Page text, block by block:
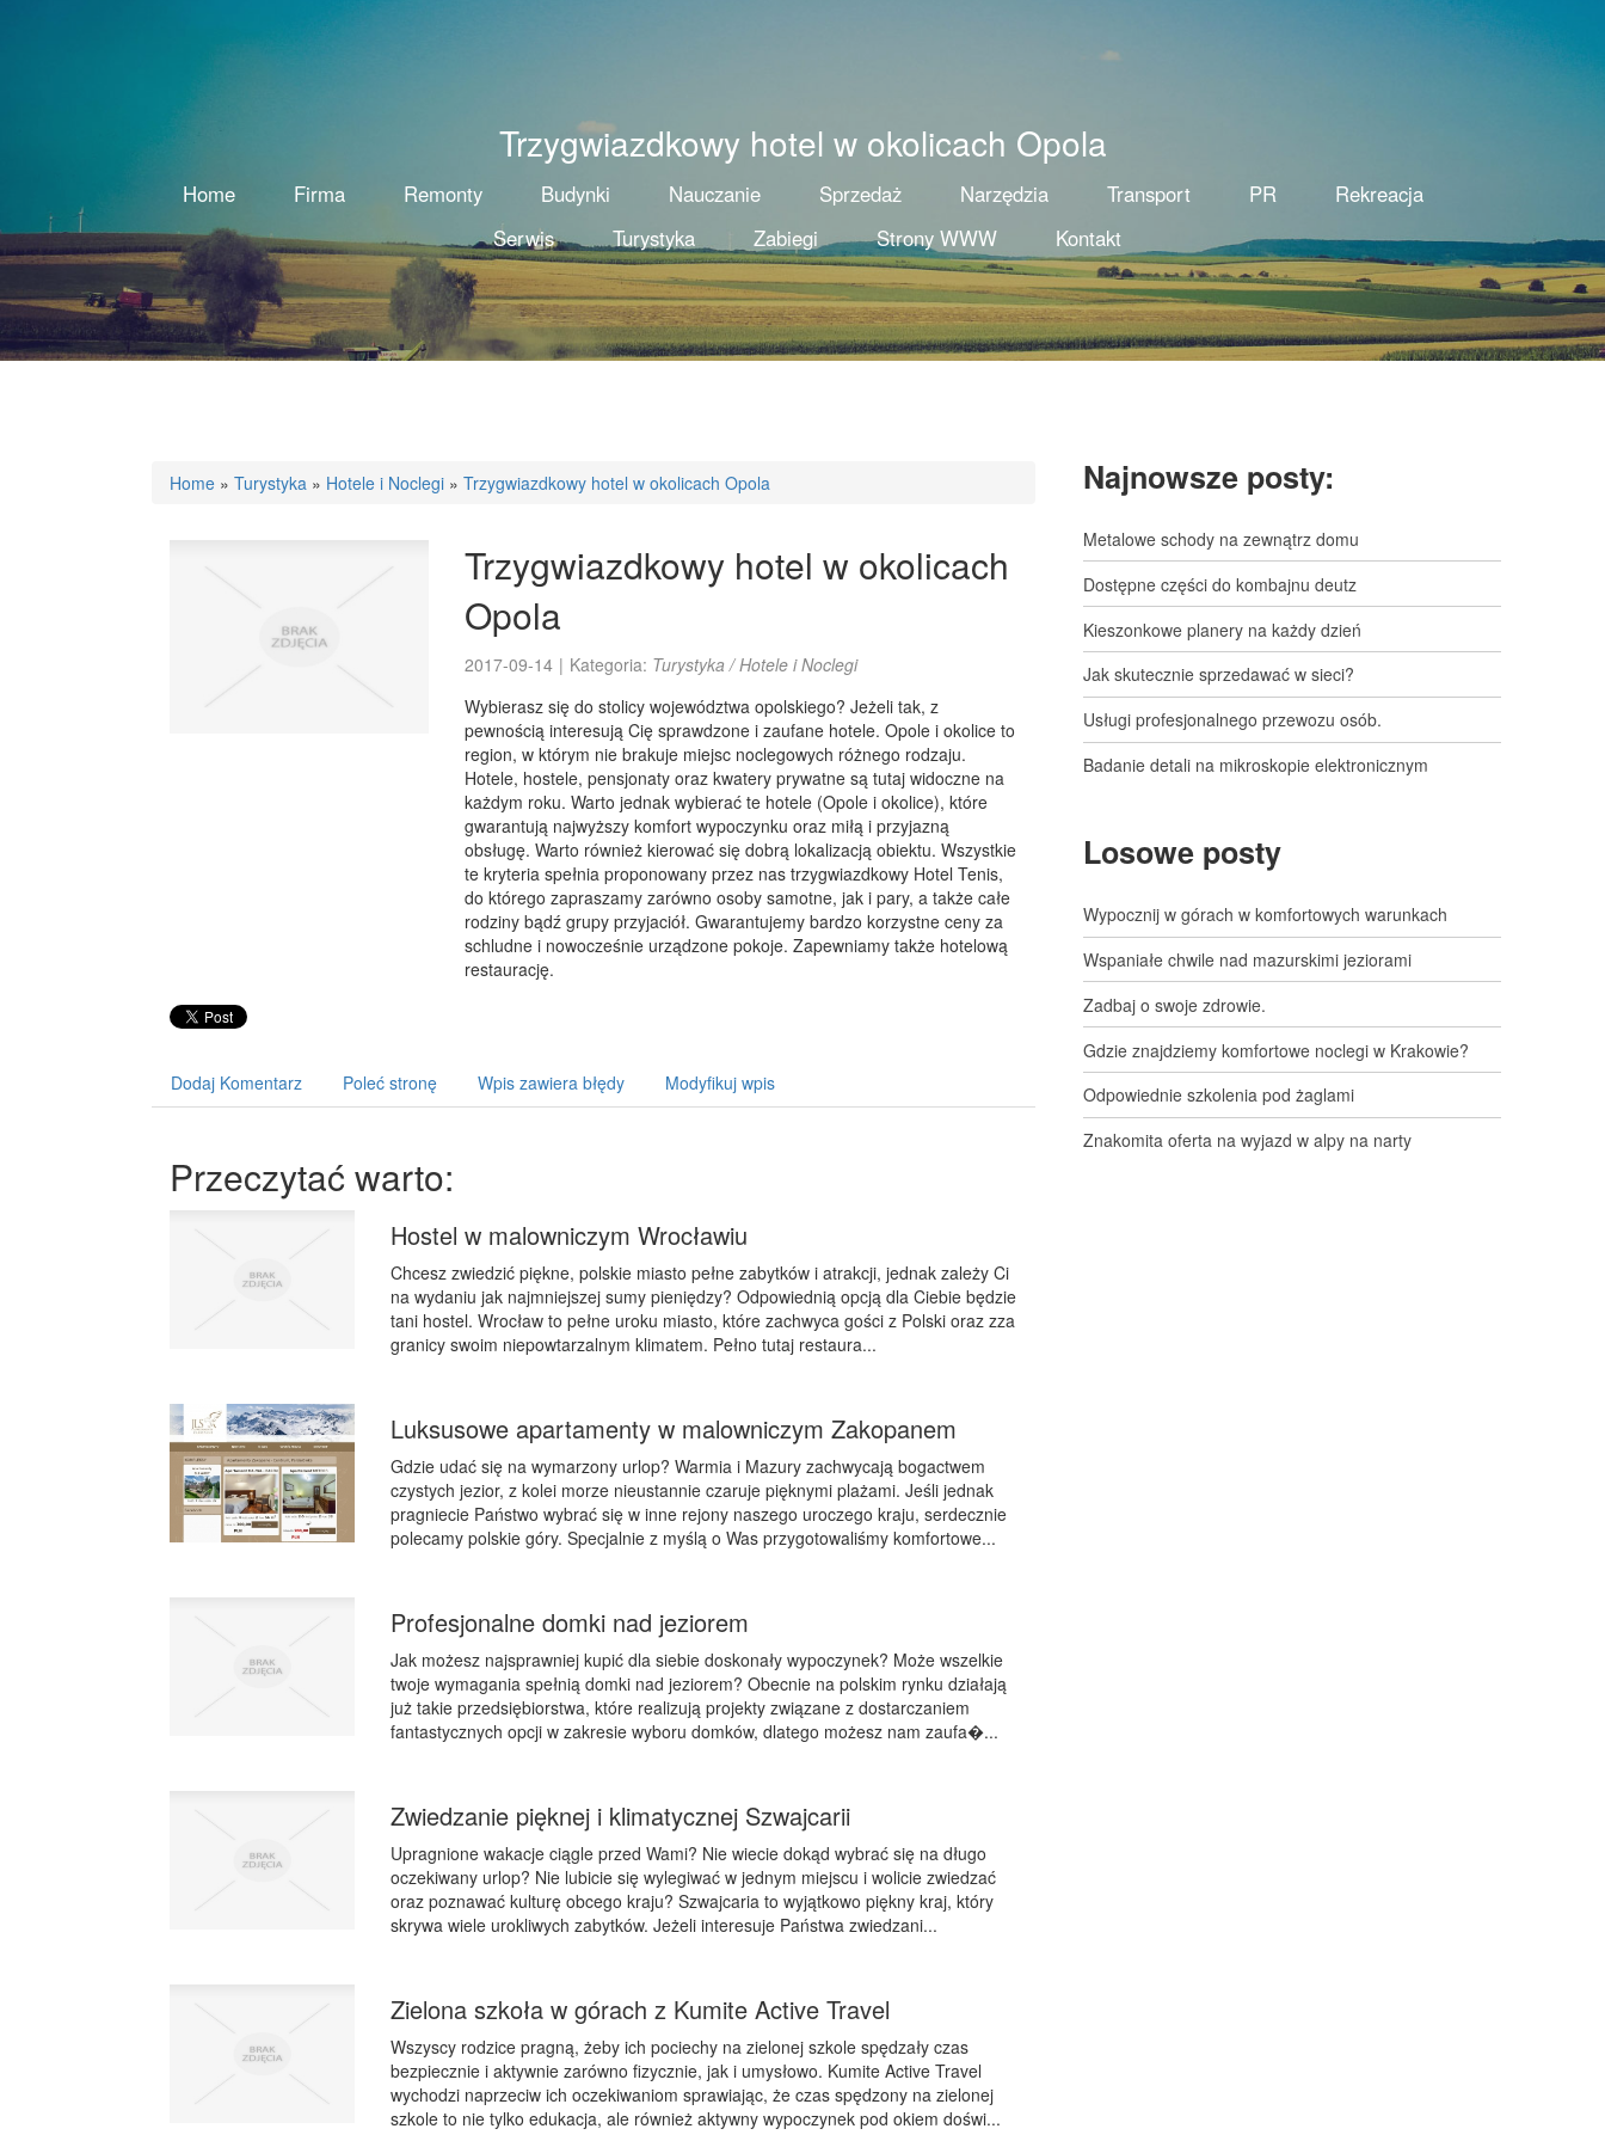
Trzygwiazdkowy hotel w okolicach Opola
Home Firma Remonty Budynki Nauczanie Sprzedaż Narzędzia Transport PR
Rekreacja
Serwis
Turystyka Zabiegi Strony WWW Kontakt
Home » Turystyka » Hotele i Noclegi » Trzygwiazdkowy hotel w okolicach Opola
Trzygwiazdkowy hotel w okolicach
Opola
2017-09-14 | Kategoria: Turystyka / Hotele i Noclegi
Wybierasz się do stolicy województwa opolskiego? Jeżeli tak, z
pewnością interesują Cię sprawdzone i zaufane hotele. Opole i okolice to
region, w którym nie brakuje miejsc noclegowych różnego rodzaju.
Hotele, hostele, pensjonaty oraz kwatery prywatne są tutaj widoczne na
każdym roku. Warto jednak wybierać te hotele (Opole i okolice), które
gwarantują najwyższy komfort wypoczynku oraz miłą i przyjazną
obsługę. Warto również kierować się dobrą lokalizacją obiektu. Wszystkie
te kryteria spełnia proponowany przez nas trzygwiazdkowy Hotel Tenis,
do którego zapraszamy zarówno osoby samotne, jak i pary, a także całe
rodziny bądź grupy przyjaciół. Gwarantujemy bardzo korzystne ceny za
schludne i nowocześnie urządzone pokoje. Zapewniamy także hotelową
restaurację.
Dodaj Komentarz Poleć stronę Wpis zawiera błędy Modyfikuj wpis
Przeczytać warto:
Hostel w malowniczym Wrocławiu
Chcesz zwiedzić piękne, polskie miasto pełne zabytków i atrakcji, jednak zależy Ci
na wydaniu jak najmniejszej sumy pieniędzy? Odpowiednią opcją dla Ciebie będzie
tani hostel. Wrocław to pełne uroku miasto, które zachwyca gości z Polski oraz zza
granicy swoim niepowtarzalnym klimatem. Pełno tutaj restaura...
Luksusowe apartamenty w malowniczym Zakopanem
Gdzie udać się na wymarzony urlop? Warmia i Mazury zachwycają bogactwem
czystych jezior, z kolei morze nieustannie czaruje pięknymi plażami. Jeśli jednak
pragniecie Państwo wybrać się w inne rejony naszego uroczego kraju, serdecznie
polecamy polskie góry. Specjalnie z myślą o Was przygotowaliśmy komfortowe...
Profesjonalne domki nad jeziorem
Jak możesz najsprawniej kupić dla siebie doskonały wypoczynek? Może wszelkie
twoje wymagania spełnią domki nad jeziorem? Obecnie na polskim rynku działają
już takie przedsiębiorstwa, które realizują projekty związane z dostarczaniem
fantastycznych opcji w zakresie wyboru domków, dlatego możesz nam zaufa�...
Zwiedzanie pięknej i klimatycznej Szwajcarii
Upragnione wakacje ciągle przed Wami? Nie wiecie dokąd wybrać się na długo
oczekiwany urlop? Nie lubicie się wylegiwać w jednym miejscu i wolicie zwiedzać
oraz poznawać kulturę obcego kraju? Szwajcaria to wyjątkowo piękny kraj, który
skrywa wiele urokliwych zabytków. Jeżeli interesuje Państwa zwiedzani...
Zielona szkoła w górach z Kumite Active Travel
Wszyscy rodzice pragną, żeby ich pociechy na zielonej szkole spędzały czas
bezpiecznie i aktywnie zarówno fizycznie, jak i umysłowo. Kumite Active Travel
wychodzi naprzeciw ich oczekiwaniom sprawiając, że czas spędzony na zielonej
szkole to nie tylko edukacja, ale również aktywny wypoczynek pod okiem doświ...
Najnowsze posty:
Metalowe schody na zewnątrz domu
Dostępne części do kombajnu deutz
Kieszonkowe planery na każdy dzień
Jak skutecznie sprzedawać w sieci?
Usługi profesjonalnego przewozu osób.
Badanie detali na mikroskopie elektronicznym
Losowe posty
Wypocznij w górach w komfortowych warunkach
Wspaniałe chwile nad mazurskimi jeziorami
Zadbaj o swoje zdrowie.
Gdzie znajdziemy komfortowe noclegi w Krakowie?
Odpowiednie szkolenia pod żaglami
Znakomita oferta na wyjazd w alpy na narty